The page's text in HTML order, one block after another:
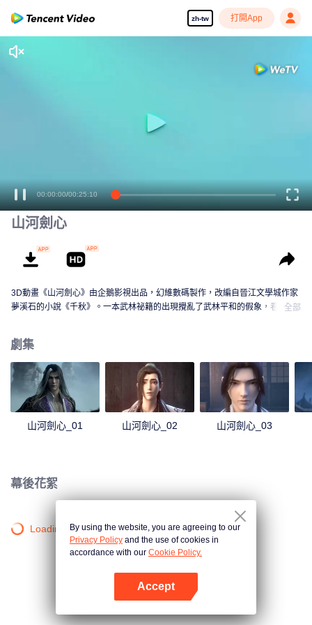
zh-tw 打開App
00:00:00/00:25:10
山河劍心
3D動畫《山河劍心》由企鵝影視出品，幻維數碼製作，改編自晉江文學城作家
夢溪石的小說《千秋》。一本武林祕籍的出現攪亂了武林平和的假象，看主人
全部
劇集
山河劍心_01 山河劍心_02 山河劍心_03
幕後花絮
Loading…By using the website, you are agreeing to our
Privacy Policy and the use of cookies in
accordance with our Cookie Policy.
Accept